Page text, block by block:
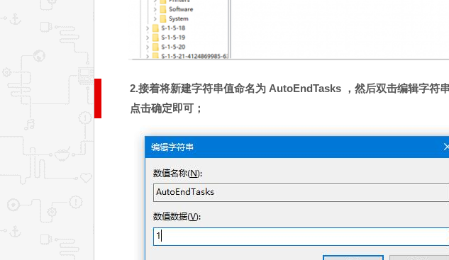
2.接着将新建字符串值命名为 AutoEndTasks ，然后双击编辑字符
点击确定即可；